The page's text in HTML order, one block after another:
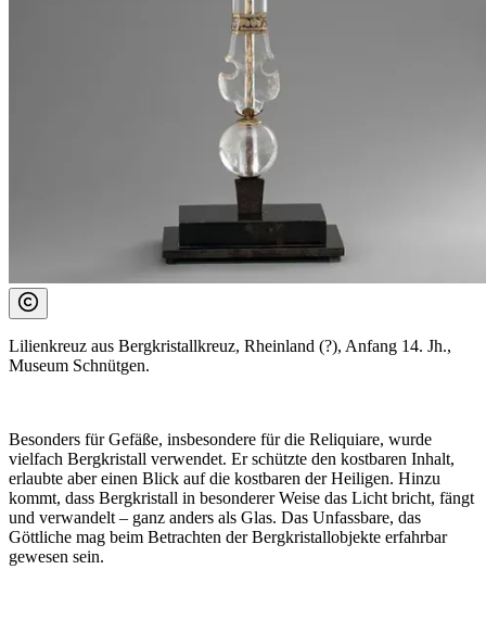
Lilienkreuz aus Bergkristallkreuz, Rheinland (?), Anfang 14. Jh.,
Museum Schnütgen.
Besonders für Gefäße, insbesondere für die Reliquiare, wurde
vielfach Bergkristall verwendet. Er schützte den kostbaren Inhalt,
erlaubte aber einen Blick auf die kostbaren der Heiligen. Hinzu
kommt, dass Bergkristall in besonderer Weise das Licht bricht, fängt
und verwandelt – ganz anders als Glas. Das Unfassbare, das
Göttliche mag beim Betrachten der Bergkristallobjekte erfahrbar
gewesen sein.